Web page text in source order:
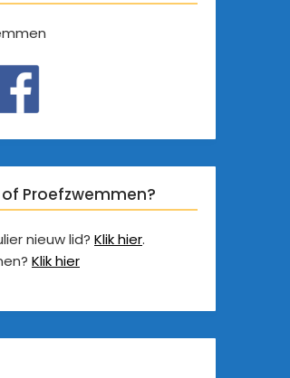
Proefzwemmen?
nieuw lid? Klik hier.
Klik hier